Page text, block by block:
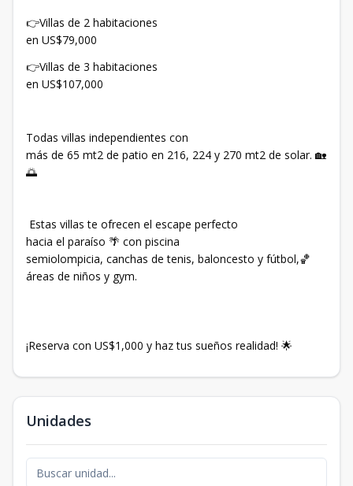
👉Villas de 2 habitaciones
en US$79,000
👉Villas de 3 habitaciones
en US$107,000
Todas villas independientes con
más de 65 mt2 de patio en 216, 224 y 270 mt2 de solar. 🏡
🌅
Estas villas te ofrecen el escape perfecto
hacia el paraíso 🌴 con piscina
semiolompicia, canchas de tenis, baloncesto y fútbol,🏀
áreas de niños y gym.
¡Reserva con US$1,000 y haz tus sueños realidad! 🌟
Unidades